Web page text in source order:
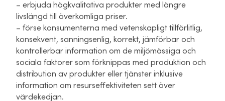
– erbjuda högkvalitativa produkter med längre
livslängd till överkomliga priser.
– förse konsumenterna med vetenskapligt tillförlitlig,
konsekvent, sanningsenlig, korrekt, jämförbar och
kontrollerbar information om de miljömässiga och
sociala faktorer som förknippas med produktion och
distribution av produkter eller tjänster inklusive
information om resurseffektiviteten sett över
värdekedjan.